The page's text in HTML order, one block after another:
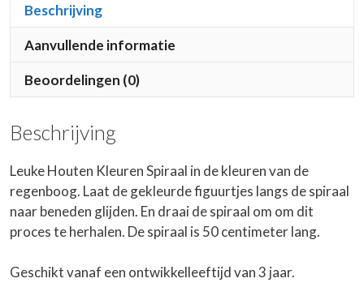
Beschrijving
Aanvullende informatie
Beoordelingen (0)
Beschrijving
Leuke Houten Kleuren Spiraal in de kleuren van de
regenboog. Laat de gekleurde figuurtjes langs de spiraal
naar beneden glijden. En draai de spiraal om om dit
proces te herhalen. De spiraal is 50 centimeter lang.
Geschikt vanaf een ontwikkelleeftijd van 3 jaar.